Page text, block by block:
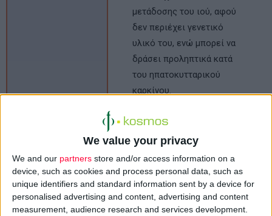
We value your privacy
We and our partners store and/or access information on a
device, such as cookies and process personal data, such as
unique identifiers and standard information sent by a device for
personalised advertising and content, advertising and content
measurement, audience research and services development.
μετάδοσης του ιού, αφού
δεν περιέχει γενετικό
υλικό του, ενώ μπορεί να
δράσει προληπτικά κατά
του ηπατοκυτταρικού
καρκίνου.
Σε άτομα που δεν είχαν
καλή ανταπόκριση στο
εμβόλιο συνιστάται
επανάληψη του
εμβολιασμού με διπλή
δόση.